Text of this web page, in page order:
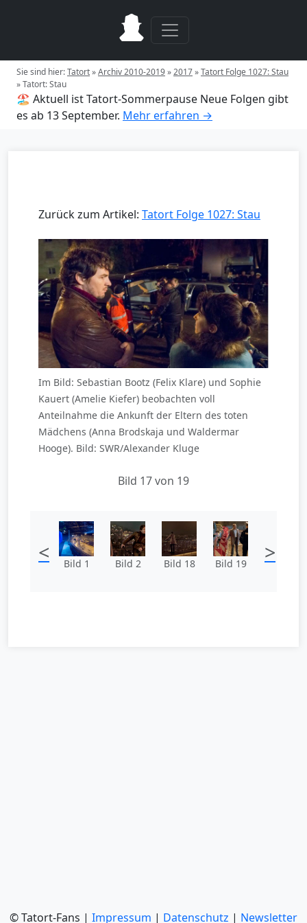
Sie sind hier:Tatort»Archiv 2010-2019»2017»Tatort Folge 1027: Stau
»Tatort: Stau
🏖️ Aktuell ist Tatort-Sommerpause Neue Folgen gibt
es ab 13 September. Mehr erfahren →
Zurück zum Artikel: Tatort Folge 1027: Stau
Im Bild: Sebastian Bootz (Felix Klare) und Sophie
Kauert (Amelie Kiefer) beobachten voll
Anteilnahme die Ankunft der Eltern des toten
Mädchens (Anna Brodskaja und Waldermar
Hooge). Bild: SWR/Alexander Kluge
Bild 17 von 19
< Bild 1 Bild 2 Bild 18 Bild 19 >
© Tatort-Fans | Impressum | Datenschutz | Newsletter